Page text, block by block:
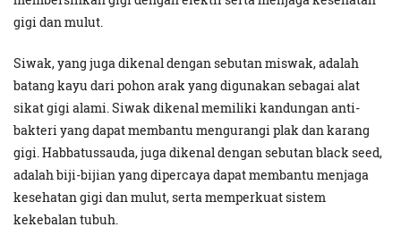
gigi dan mulut.
Siwak, yang juga dikenal dengan sebutan miswak, adalah
batang kayu dari pohon arak yang digunakan sebagai alat
sikat gigi alami. Siwak dikenal memiliki kandungan anti-
bakteri yang dapat membantu mengurangi plak dan karang
gigi. Habbatussauda, juga dikenal dengan sebutan black seed,
adalah biji-bijian yang dipercaya dapat membantu menjaga
kesehatan gigi dan mulut, serta memperkuat sistem
kekebalan tubuh.